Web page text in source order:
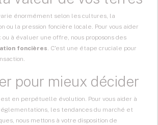
énormément selon les cultures, la
ou la pression foncière locale. Pour vous aider
à évaluer une offre, nous proposons des
foncières. C'est une étape cruciale pour
pour mieux décider
en perpétuelle évolution. Pour vous aider à
les tendances du marché et
nous mettons à votre disposition de